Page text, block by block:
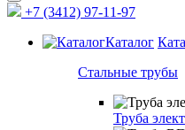
+7 (3412) 97-11-97
Каталог
Стальные трубы
Труба